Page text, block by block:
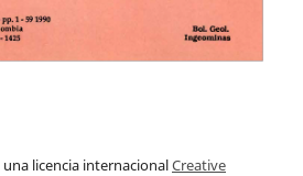
licencia internacionalCreative